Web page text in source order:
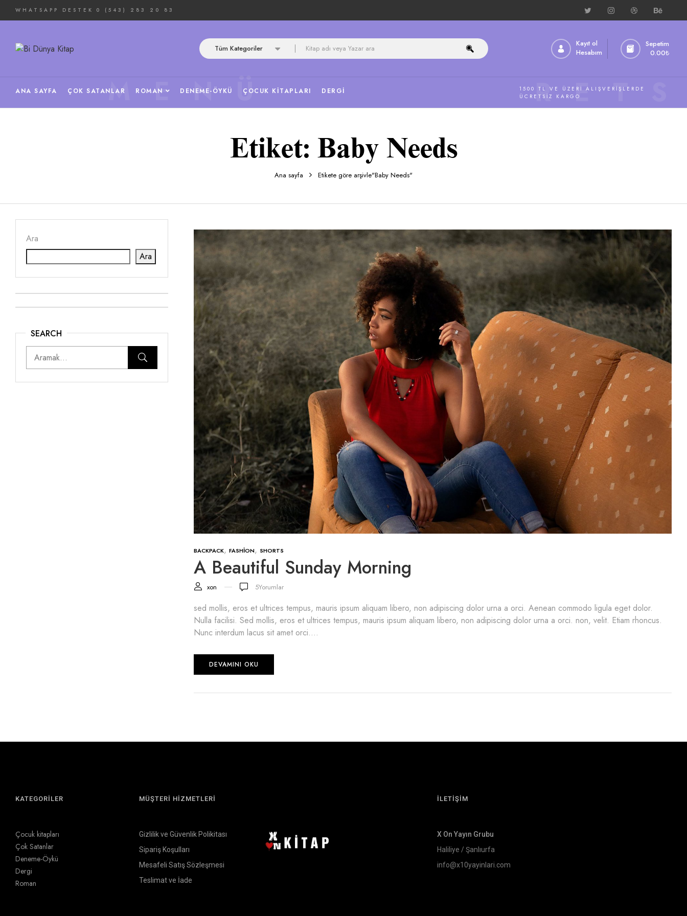
WHATSAPP DESTEK 0 (543) 283 20 83
Tüm Kategoriler
Kayıt ol
Hesabım
Sepetim
0.00₺
ANA SAYFA ÇOK SATANLAR ROMAN DENEME-ÖYKÜ ÇOCUK KITAPLARI DERGI
MENÜ
1500 TL VE ÜZERI ALIŞVERIŞLERDE
ÜCRETSIZ KARGO
Etiket: Baby Needs
Ana sayfa Etikete göre arşivle"Baby Needs"
Ara
Ara
SEARCH
BACKPACK, FASHION, SHORTS
A Beautiful Sunday Morning
xon 5Yorumlar
sed mollis, eros et ultrices tempus, mauris ipsum aliquam libero, non adipiscing dolor urna a orci. Aenean commodo ligula eget dolor.
Nulla facilisi. Sed mollis, eros et ultrices tempus, mauris ipsum aliquam libero, non adipiscing dolor urna a orci. non, velit. Etiam rhoncus.
Nunc interdum lacus sit amet orci....
DEVAMINI OKU
KATEGORİLER
Çocuk kitapları
Çok Satanlar
Deneme-Öykü
Dergi
Roman
MÜŞTERİ HİZMETLERİ
Gizlilik ve Güvenlik Polikitası
Sipariş Koşulları
Mesafeli Satış Sözleşmesi
Teslimat ve İade
İLETİŞİM
X On Yayın Grubu
Haliliye / Şanlıurfa
info@x10yayinlari.com